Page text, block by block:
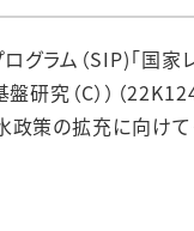
ラム（SIP)「国家レ
究（C））（
策の拡充に向け